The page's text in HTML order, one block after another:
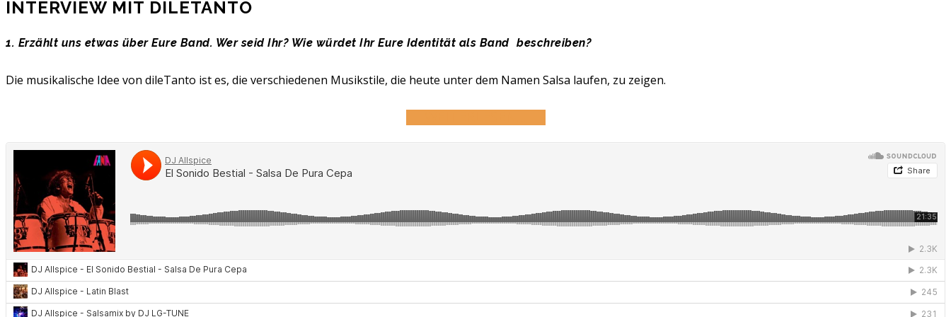
INTERVIEW MIT DILETANTO
1. Erzählt uns etwas über Eure Band. Wer seid Ihr? Wie würdet Ihr Eure Identität als Band beschreiben?
Die musikalische Idee von dileTanto ist es, die verschiedenen Musikstile, die heute unter dem Namen Salsa laufen, zu zeigen.
WEITERLESEN…